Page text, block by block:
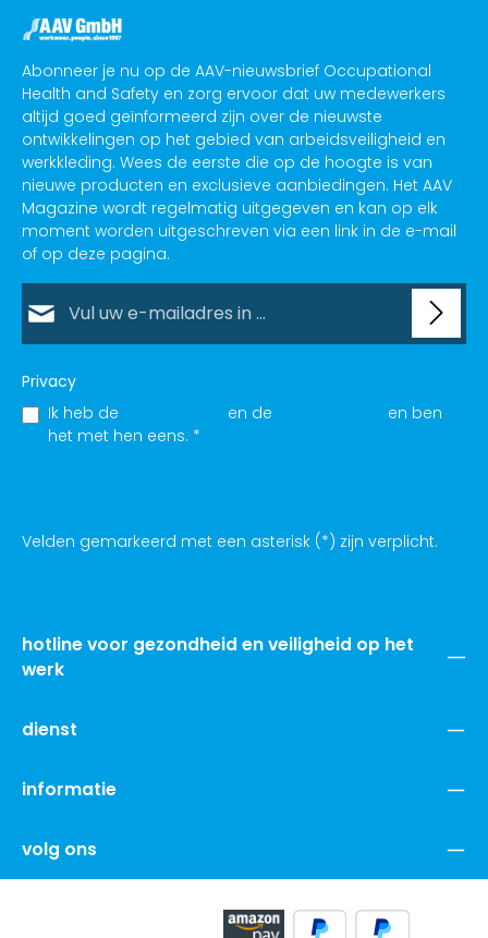
Abonneer je nu op de AAV-nieuwsbrief Occupational
Health and Safety en zorg ervoor dat uw medewerkers
altijd goed geïnformeerd zijn over de nieuwste
ontwikkelingen op het gebied van arbeidsveiligheid en
werkkleding. Wees de eerste die op de hoogte is van
nieuwe producten en exclusieve aanbiedingen. Het AAV
Magazine wordt regelmatig uitgegeven en kan op elk
moment worden uitgeschreven via een link in de e-mail
of op deze pagina.
Privacy
Ik heb de
en de
en ben
het met hen eens. *
Velden gemarkeerd met een asterisk (*) zijn verplicht.
hotline voor gezondheid en veiligheid op het
werk
dienst
informatie
volg ons